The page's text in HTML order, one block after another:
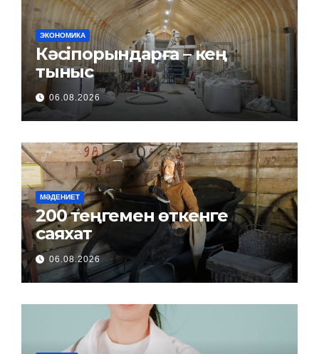
ЭКОНОМИКА
Кәсіпорындарға – кең
тыныс
06.08.2026
МӘДЕНИЕТ
200 теңгемен өткенге
саяхат
06.08.2026